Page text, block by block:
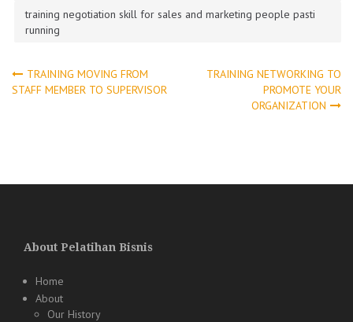
training negotiation skill for sales and marketing people pasti
running
Post
TRAINING MOVING FROM
STAFF MEMBER TO SUPERVISOR
TRAINING NETWORKING TO
PROMOTE YOUR
ORGANIZATION
About Pelatihan Bisnis
Home
About
Our History